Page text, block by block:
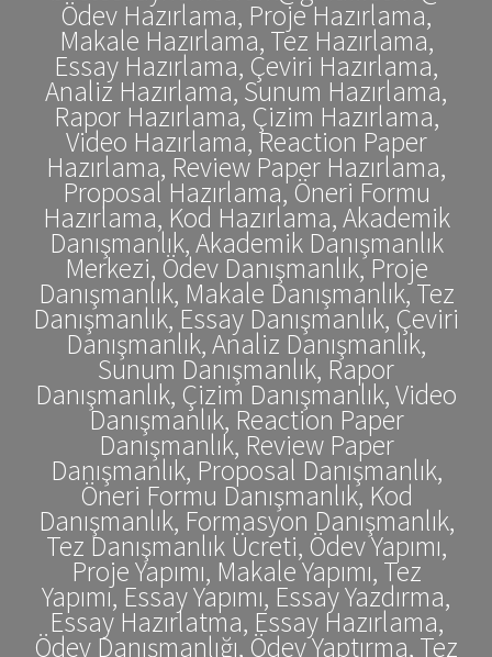
Ödev Hazırlama, Proje Hazırlama,
Makale Hazırlama, Tez Hazırlama,
Essay Hazırlama, Çeviri Hazırlama,
Analiz Hazırlama, Sunum Hazırlama,
Rapor Hazırlama, Çizim Hazırlama,
Video Hazırlama, Reaction Paper
Hazırlama, Review Paper Hazırlama,
Proposal Hazırlama, Öneri Formu
Hazırlama, Kod Hazırlama, Akademik
Danışmanlık, Akademik Danışmanlık
Merkezi, Ödev Danışmanlık, Proje
Danışmanlık, Makale Danışmanlık, Tez
Danışmanlık, Essay Danışmanlık, Çeviri
Danışmanlık, Analiz Danışmanlık,
Sunum Danışmanlık, Rapor
Danışmanlık, Çizim Danışmanlık, Video
Danışmanlık, Reaction Paper
Danışmanlık, Review Paper
Danışmanlık, Proposal Danışmanlık,
Öneri Formu Danışmanlık, Kod
Danışmanlık, Formasyon Danışmanlık,
Tez Danışmanlık Ücreti, Ödev Yapımı,
Proje Yapımı, Makale Yapımı, Tez
Yapımı, Essay Yapımı, Essay Yazdırma,
Essay Hazırlatma, Essay Hazırlama,
Ödev Danışmanlığı, Ödev Yaptırma, Tez